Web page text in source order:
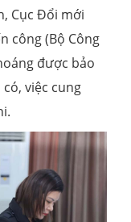
Cục Đổi mới
công (Bộ Công
được bảo
việc cung